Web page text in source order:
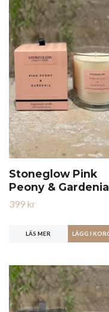
Stoneglow Pink
Peony & Gardenia
399 kr
LÄS MER